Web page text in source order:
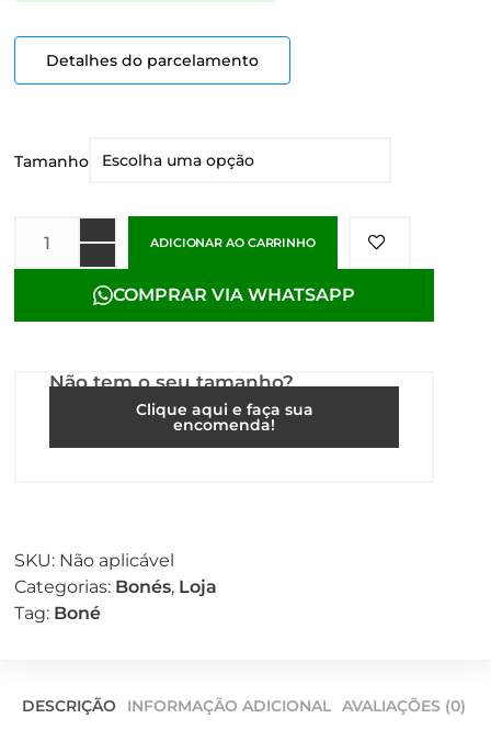
Detalhes do parcelamento
Tamanho
ADICIONAR AO CARRINHO
COMPRAR VIA WHATSAPP
Não tem o seu tamanho?
Clique aqui e faça sua
encomenda!
SKU: Não aplicável
Categorias: Bonés, Loja
Tag: Boné
DESCRIÇÃO INFORMAÇÃO ADICIONAL AVALIAÇÕES (0)